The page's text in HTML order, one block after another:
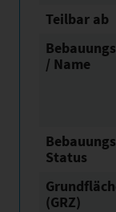
Teilbar ab
/ Name
Status
(GRZ)